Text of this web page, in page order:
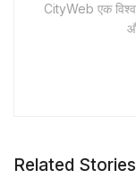
CityWeb एक
Related Stories